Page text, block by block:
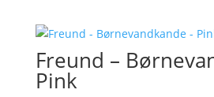
Freund –
Pink